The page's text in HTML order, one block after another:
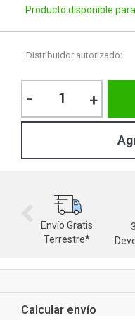
Producto disponible
Distribuidor autorizado:
- +
Envío Gratis
Terrestre*
Calcular envío